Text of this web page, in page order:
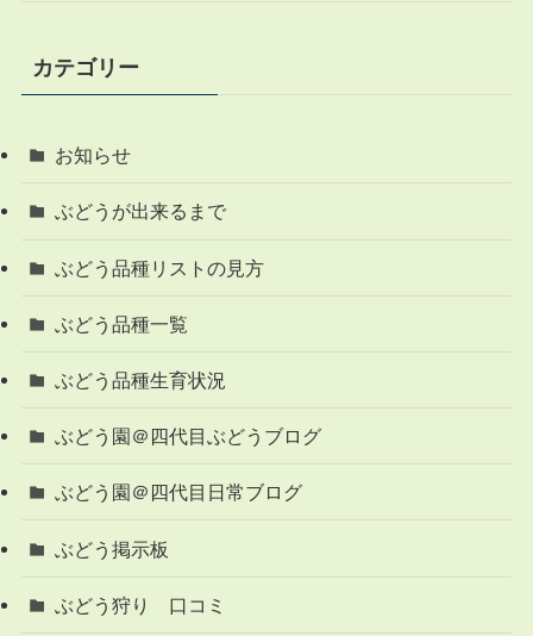
カテゴリー
お知らせ
ぶどうが出来るまで
ぶどう品種リストの見方
ぶどう品種一覧
ぶどう品種生育状況
ぶどう園＠四代目ぶどうブログ
ぶどう園＠四代目日常ブログ
ぶどう掲示板
ぶどう狩り 口コミ